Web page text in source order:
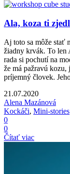
Ala, koza ti
Aj toto sa môže stať
žiadny krvák. To len
rada si pochutí na
že má pažravú
príjemný človek.
21.07.2020
Alena Mazánová
Kockáči, Mini-stories
0
0
Čítať viac